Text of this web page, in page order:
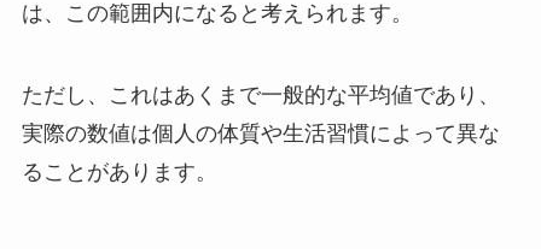
は、この範囲内になると考えられます。
ただし、これはあくまで一般的な平均値であり、
実際の数値は個人の体質や生活習慣によって異な
ることがあります。